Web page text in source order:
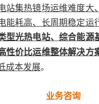
站集热镜场运维难度大
能耗高、长周期稳定运
型光热电站、综合能源
性价比运维整体解决方
成本发展。
业务咨询